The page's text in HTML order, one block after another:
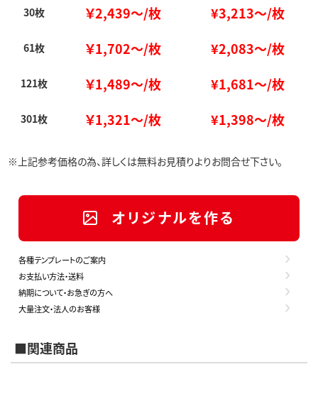
30枚 ￥2,439～/枚 ¥3,213～/枚
61枚 ￥1,702～/枚 ¥2,083～/枚
121枚 ￥1,489～/枚 ¥1,681～/枚
301枚 ￥1,321～/枚 ¥1,398～/枚
※上記参考価格の為、詳しくは無料お見積りよりお問合せ下さい。
オリジナルを作る
各種テンプレートのご案内
お支払い方法・送料
納期について・お急ぎの方へ
大量注文・法人のお客様
■関連商品